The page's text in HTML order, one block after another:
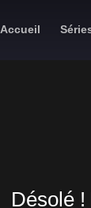
Accueil
Désolé